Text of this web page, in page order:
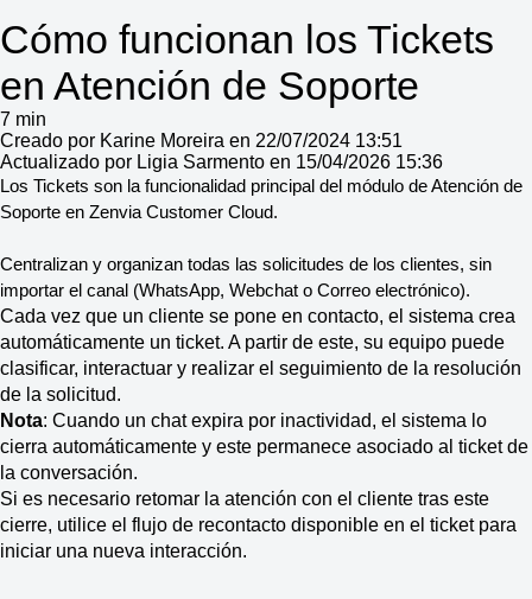
Cómo funcionan los Tickets
en Atención de Soporte
7 min
Creado por Karine Moreira en 22/07/2024 13:51
Actualizado por Ligia Sarmento en 15/04/2026 15:36
Los Tickets son la funcionalidad principal del módulo de Atención de
Soporte en Zenvia Customer Cloud.
Centralizan y organizan todas las solicitudes de los clientes, sin
importar el canal (WhatsApp, Webchat o Correo electrónico).
Cada vez que un cliente se pone en contacto, el sistema crea
automáticamente un ticket. A partir de este, su equipo puede
clasificar, interactuar y realizar el seguimiento de la resolución
de la solicitud.
Nota: Cuando un chat expira por inactividad, el sistema lo
cierra automáticamente y este permanece asociado al ticket de
la conversación.
Si es necesario retomar la atención con el cliente tras este
cierre, utilice el flujo de recontacto disponible en el ticket para
iniciar una nueva interacción.